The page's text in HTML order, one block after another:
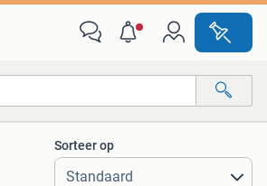
Alle afstanden…
Sorteer op